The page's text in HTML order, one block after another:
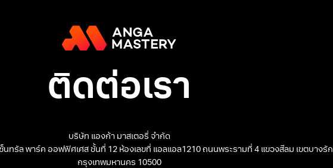
ติดต่อเรา
บริษัท แองก้า มาสเตอรี่ จำกัด
นทรัล พาร์ค ออฟฟิศเศส ชั้นที่ 12 ห้องเลขที่ แอลแอล1210 ถนนพระรามที่ 4 แขวงสีลม เขตบางรัก
กรุงเทพมหานคร 10500